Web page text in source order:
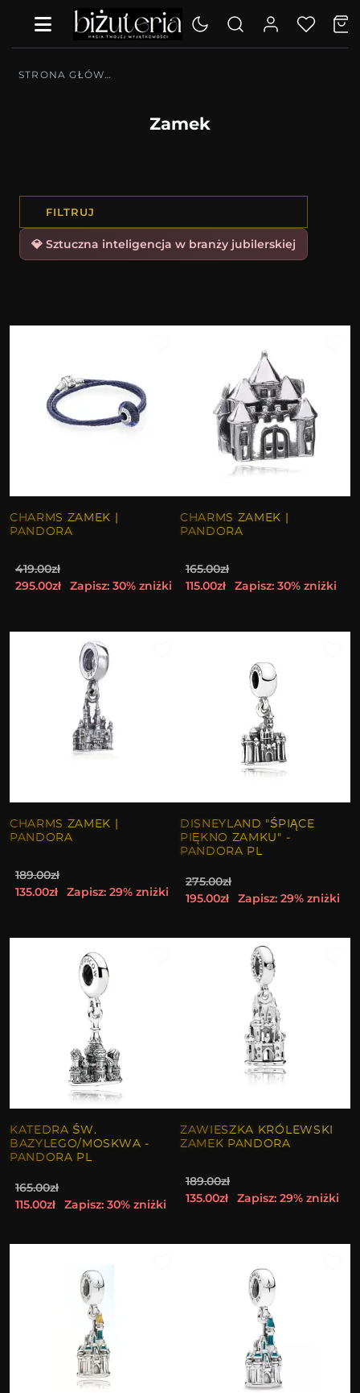
STRONA GŁÓWNA
Zamek
FILTRUJ
💎 Sztuczna inteligencja w branży jubilerskiej
CHARMS ZAMEK |
PANDORA
419.00zł
295.00zł
Zapisz: 30% zniżki
CHARMS ZAMEK |
PANDORA
165.00zł
115.00zł
Zapisz: 30% zniżki
CHARMS ZAMEK |
PANDORA
189.00zł
135.00zł
Zapisz: 29% zniżki
DISNEYLAND "ŚPIĄCE
PIĘKNO ZAMKU" -
PANDORA PL
275.00zł
195.00zł
Zapisz: 29% zniżki
KATEDRA ŚW.
BAZYLEGO/MOSKWA -
PANDORA PL
165.00zł
115.00zł
Zapisz: 30% zniżki
ZAWIESZKA KRÓLEWSKI
ZAMEK PANDORA
189.00zł
135.00zł
Zapisz: 29% zniżki